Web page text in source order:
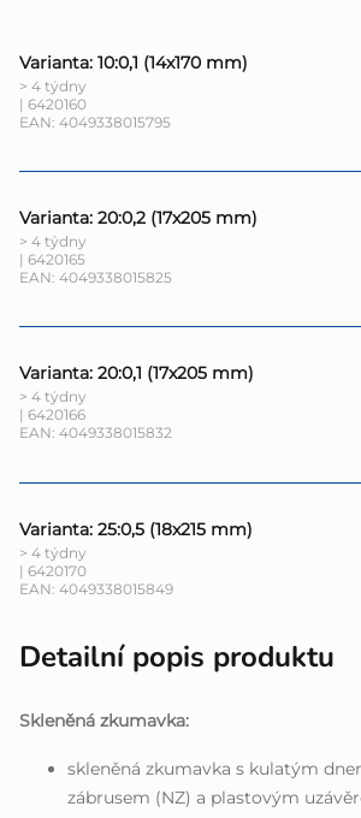
Varianta: 10:0,1 (14x170 mm)
> 4 týdny
| 6420160
EAN: 4049338015795
Varianta: 20:0,2 (17x205 mm)
> 4 týdny
| 6420165
EAN: 4049338015825
Varianta: 20:0,1 (17x205 mm)
> 4 týdny
| 6420166
EAN: 4049338015832
Varianta: 25:0,5 (18x215 mm)
> 4 týdny
| 6420170
EAN: 4049338015849
Detailní popis produktu
Skleněná zkumavka:
skleněná zkumavka s kulatým
zábrusem (NZ) a plastovým